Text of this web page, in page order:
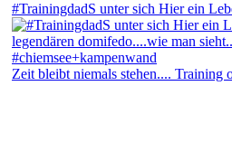
#TrainingdadS unter sich Hier ein
Zeit bleibt niemals stehen.... Training